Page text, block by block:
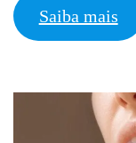
Saiba mais